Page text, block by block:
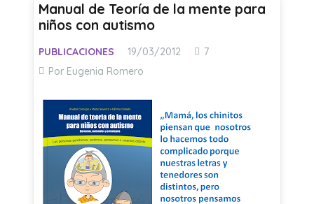
Manual de Teoría de la mente para
niños con autismo
PUBLICACIONES 19/03/2012 7Comentarios
Por Eugenia Romero